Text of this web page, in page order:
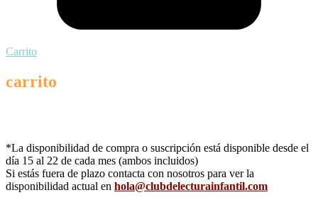
Carrito
carrito
*La disponibilidad de compra o suscripción está disponible desde el
día 15 al 22 de cada mes (ambos incluidos)
Si estás fuera de plazo contacta con nosotros para ver la
disponibilidad actual en hola@clubdelecturainfantil.com